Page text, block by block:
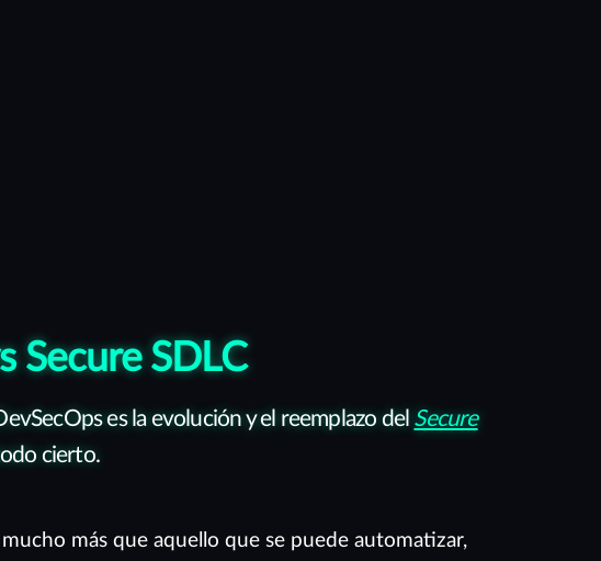
Secure SDLC
es la evolución y el reemplazo del Secure
cierto.
más que aquello que se puede automatizar,